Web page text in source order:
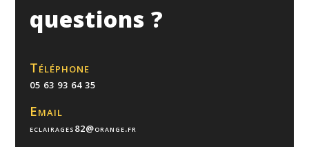
questions ?
Téléphone
05 63 93 64 35
Email
eclairages82@orange.fr